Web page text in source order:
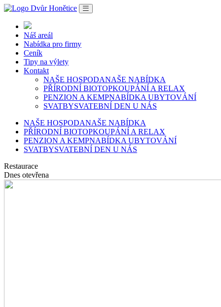
Náš areál
Nabídka pro firmy
Ceník
Tipy na výlety
Kontakt
NAŠE HOSPODANAŠE NABÍDKA
PŘÍRODNÍ BIOTOPKOUPÁNÍ A RELAX
PENZION A KEMPNABÍDKA UBYTOVÁNÍ
SVATBYSVATEBNÍ DEN U NÁS
NAŠE HOSPODANAŠE NABÍDKA
PŘÍRODNÍ BIOTOPKOUPÁNÍ A RELAX
PENZION A KEMPNABÍDKA UBYTOVÁNÍ
SVATBYSVATEBNÍ DEN U NÁS
Restaurace
Dnes otevřena